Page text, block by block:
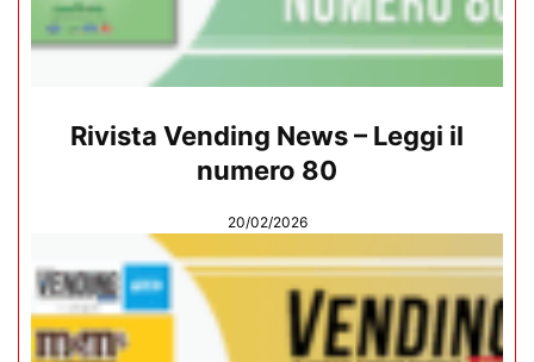
Rivista Vending News – Leggi il
numero 80
20/02/2026